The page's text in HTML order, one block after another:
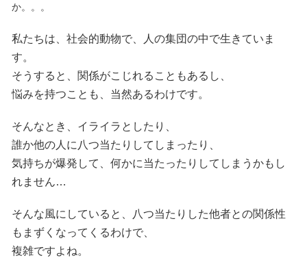
か。。。
私たちは、社会的動物で、人の集団の中で生きていま
す。
そうすると、関係がこじれることもあるし、
悩みを持つことも、当然あるわけです。
そんなとき、イライラとしたり、
誰か他の人に八つ当たりしてしまったり、
気持ちが爆発して、何かに当たったりしてしまうかもし
れません…
そんな風にしていると、八つ当たりした他者との関係性
もまずくなってくるわけで、
複雑ですよね。